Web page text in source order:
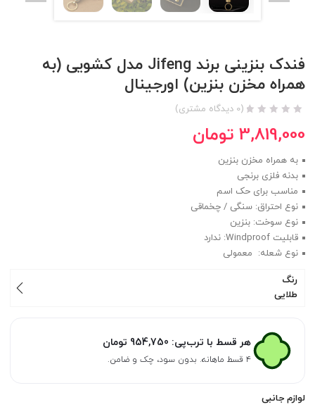
فندک بنزینی برند Jifeng مدل کشویی (به
همراه مخزن بنزین) اورجینال
(
0 دیدگاه مشتری)
3,819,000 تومان
به همراه مخزن بنزین
بدنه فلزی برنجی
مناسب برای حک اسم
نوع احتراق: سنگی / چخماقی
نوع سوخت: بنزین
قابلیت Windproof: ندارد
نوع شعله: معمولی
رنگ
طلایی
هر قسط با ترب‌پی: 954,750 تومان
۴ قسط ماهانه. بدون سود، چک و ضامن.
لوازم جانبی